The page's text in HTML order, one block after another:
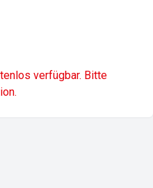
verfügbar. Bitte